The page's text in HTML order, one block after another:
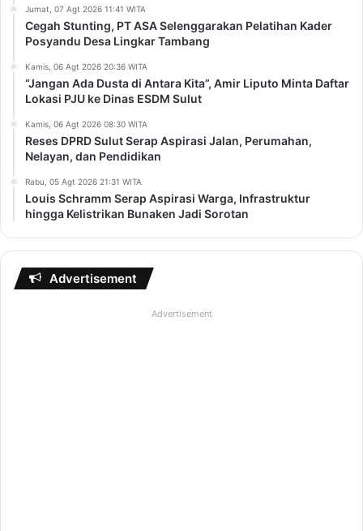
Jumat, 07 Agt 2026 11:41 WITA
Cegah Stunting, PT ASA Selenggarakan Pelatihan Kader
Posyandu Desa Lingkar Tambang
Kamis, 06 Agt 2026 20:36 WITA
“Jangan Ada Dusta di Antara Kita”, Amir Liputo Minta Daftar
Lokasi PJU ke Dinas ESDM Sulut
Kamis, 06 Agt 2026 08:30 WITA
Reses DPRD Sulut Serap Aspirasi Jalan, Perumahan,
Nelayan, dan Pendidikan
Rabu, 05 Agt 2026 21:31 WITA
Louis Schramm Serap Aspirasi Warga, Infrastruktur
hingga Kelistrikan Bunaken Jadi Sorotan
Advertisement
Advertisement